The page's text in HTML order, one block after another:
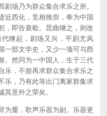
场乃为群众集合求乐之所。
近西化，竞相推崇，奉为中国
，即告衰歇。昆曲继之，则改
继起，剧场又兴，平剧尤风
一部文学史，又少一项可与西
。然同为一中国人，生于三代
乐，不烦再求群众集合求乐之
乐，乃有此等出门离家群集求
其意外之荣矣。
重，歌声乐器为副。乐器更